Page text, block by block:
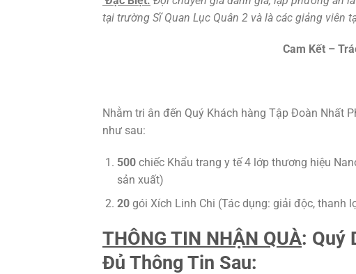
tại trường Sĩ Quan Lục Quân 2 và là các giảng viên
Cam Kết –
Nhằm tri ân đến Quý Khách hàng Tập Đoàn Nhất
như sau:
500 chiếc Khẩu trang y tế 4 lớp thương hiệu
sản xuất)
20 gói Xích Linh Chi (Tác dụng: giải độc, thanh
THÔNG TIN NHẬN QUÀ: Quý
Đủ Thông Tin Sau: